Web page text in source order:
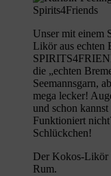
Unser mit einem
Likör aus echten
die „echten
Seemannsgarn,
mega lecker!
und schon
Funktioniert
Schlückchen!
Der Kokos-Likör
Rum.